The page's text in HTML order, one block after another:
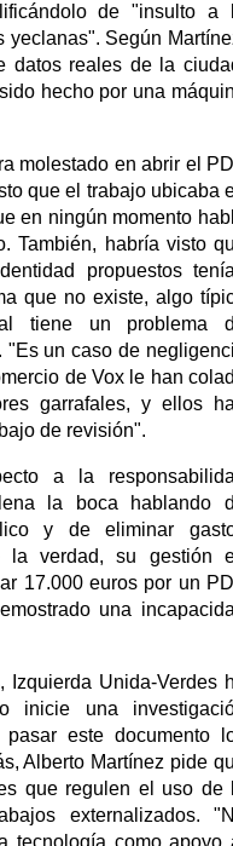
de "insulto a
Según
datos reales de la
hecho por una
molestado en abrir el
que el trabajo ubicaba
en ningún momento
También, habría visto
propuestos
que no existe, algo
tiene un problema
un caso de
de Vox le han
garrafales, y ellos
de revisión".
a la
la boca hablando
y de eliminar
verdad, su gestión
17.000 euros por un
una
Unida-Verdes
inicie una
este documento
Alberto Martínez pide
que regulen el uso de
externalizados.
tecnología como apoyo